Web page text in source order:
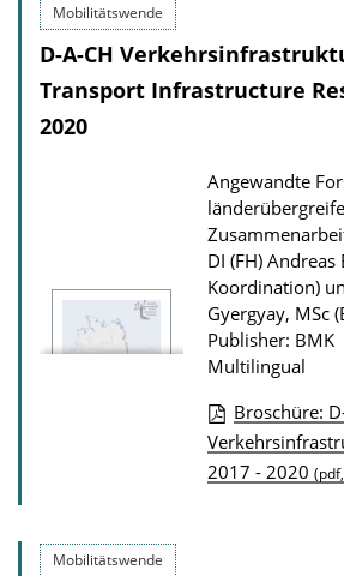
l
i
t
i
o
n
D
o
n
l
o
Mobilitätswende
D-A-CH
Transport Infrastructure
2020
Angewandte
DI (FH) Andreas
Koordination)
Gyergyay, MSc
Publisher: BMK
Multilingual
P
u
Broschüre:
2017 - 2020
Mobilitätswende